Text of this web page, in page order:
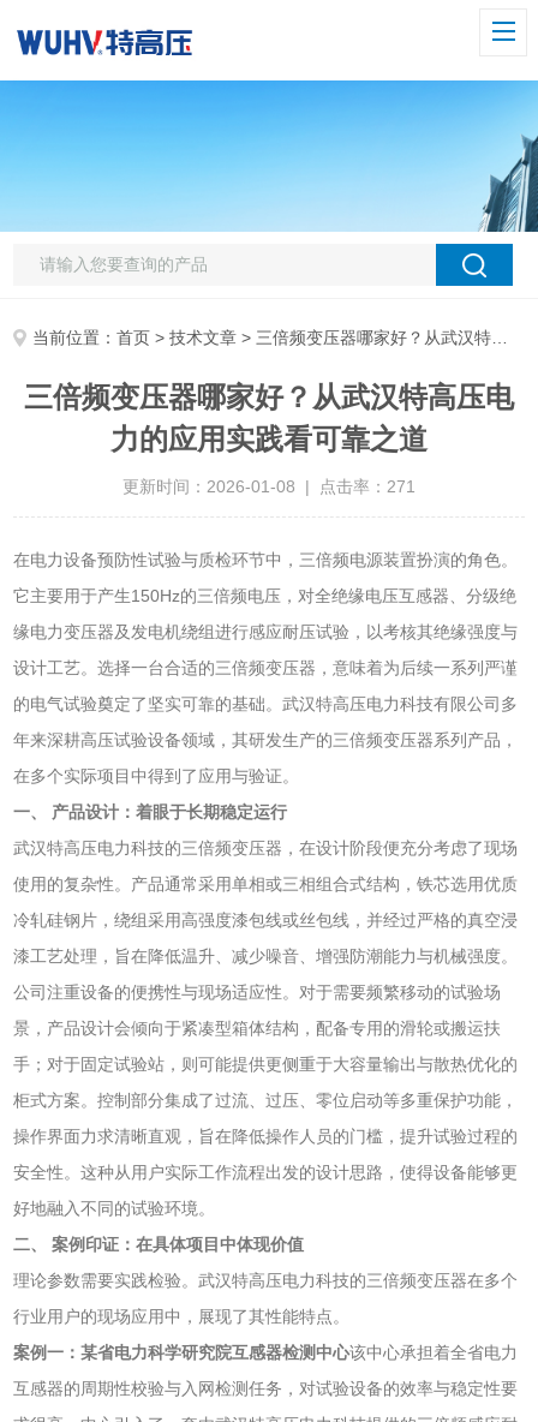
当前位置：首页 >技术文章 > 三倍频变压器哪家好？从武汉特高压电力的应用实践看可靠之道
三倍频变压器哪家好？从武汉特高压电
力的应用实践看可靠之道
更新时间：2026-01-08 | 点击率：271
在电力设备预防性试验与质检环节中，三倍频电源装置扮演的角色。
它主要用于产生150Hz的三倍频电压，对全绝缘电压互感器、分级绝
缘电力变压器及发电机绕组进行感应耐压试验，以考核其绝缘强度与
设计工艺。选择一台合适的三倍频变压器，意味着为后续一系列严谨
的电气试验奠定了坚实可靠的基础。武汉特高压电力科技有限公司多
年来深耕高压试验设备领域，其研发生产的三倍频变压器系列产品，
在多个实际项目中得到了应用与验证。
一、 产品设计：着眼于长期稳定运行
武汉特高压电力科技的三倍频变压器，在设计阶段便充分考虑了现场
使用的复杂性。产品通常采用单相或三相组合式结构，铁芯选用优质
冷轧硅钢片，绕组采用高强度漆包线或丝包线，并经过严格的真空浸
漆工艺处理，旨在降低温升、减少噪音、增强防潮能力与机械强度。
公司注重设备的便携性与现场适应性。对于需要频繁移动的试验场
景，产品设计会倾向于紧凑型箱体结构，配备专用的滑轮或搬运扶
手；对于固定试验站，则可能提供更侧重于大容量输出与散热优化的
柜式方案。控制部分集成了过流、过压、零位启动等多重保护功能，
操作界面力求清晰直观，旨在降低操作人员的门槛，提升试验过程的
安全性。这种从用户实际工作流程出发的设计思路，使得设备能够更
好地融入不同的试验环境。
二、 案例印证：在具体项目中体现价值
理论参数需要实践检验。武汉特高压电力科技的三倍频变压器在多个
行业用户的现场应用中，展现了其性能特点。
案例一：某省电力科学研究院互感器检测中心该中心承担着全省电力
互感器的周期性校验与入网检测任务，对试验设备的效率与稳定性要